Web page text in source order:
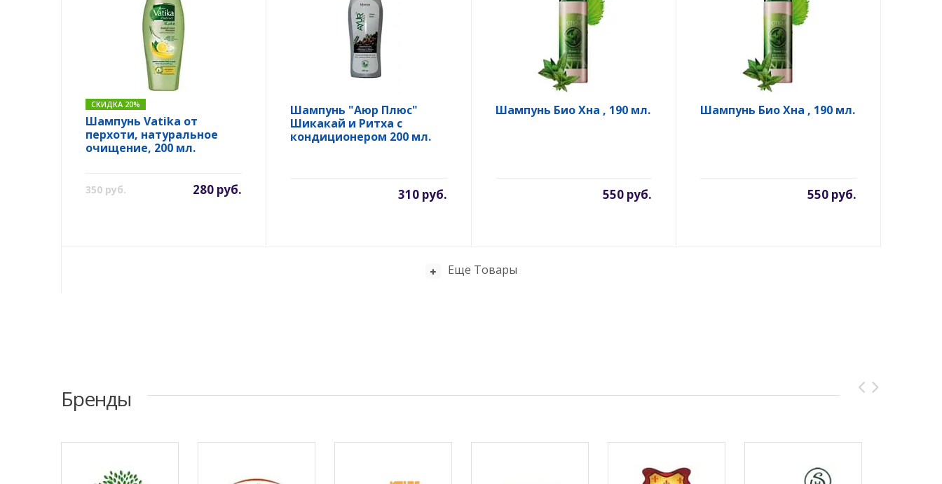
СКИДКА 20%
Шампунь Vatika от
перхоти, натуральное
очищение, 200 мл.
350 руб. 280 руб.
Шампунь "Аюр Плюс"
Шикакай и Ритха с
кондиционером 200 мл.
310 руб.
Шампунь Био Хна , 190 мл.
550 руб.
Шампунь Био Хна , 190 мл.
550 руб.
Еще Товары
Бренды